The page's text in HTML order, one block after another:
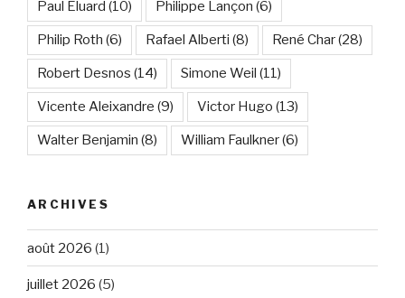
Paul Eluard (10) Philippe Lançon (6)
Philip Roth (6) Rafael Alberti (8) René Char(28)
Robert Desnos (14) Simone Weil (11)
Vicente Aleixandre (9) Victor Hugo (13)
Walter Benjamin (8) William Faulkner(6)
ARCHIVES
août 2026 (1)
juillet 2026 (5)